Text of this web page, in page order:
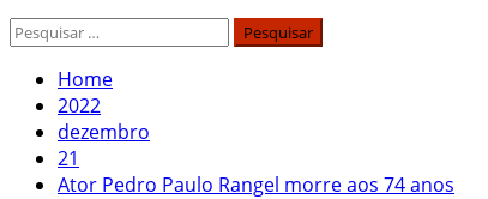
Pesquisar
Home
2022
dezembro
21
Ator Pedro Paulo Rangel morre aos 74 anos